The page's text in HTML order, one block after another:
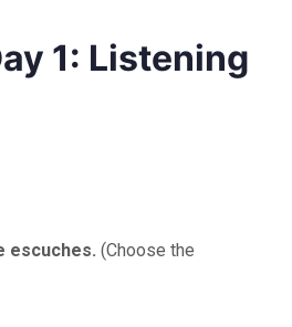
1: Listening
escuches. (Choose the